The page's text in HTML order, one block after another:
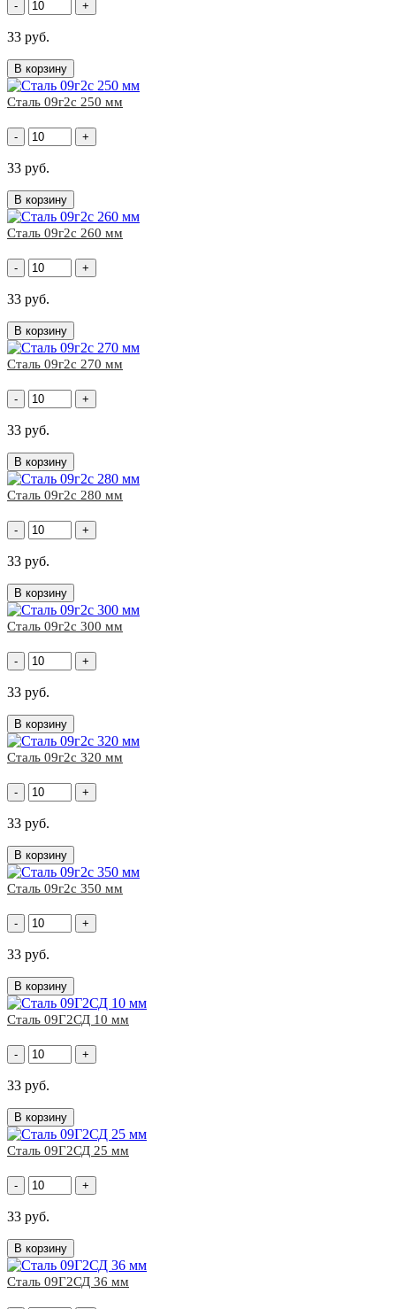
- +
33 руб.
В корзину
Сталь 09г2с 250 мм
- +
33 руб.
В корзину
Сталь 09г2с 260 мм
- +
33 руб.
В корзину
Сталь 09г2с 270 мм
- +
33 руб.
В корзину
Сталь 09г2с 280 мм
- +
33 руб.
В корзину
Сталь 09г2с 300 мм
- +
33 руб.
В корзину
Сталь 09г2с 320 мм
- +
33 руб.
В корзину
Сталь 09г2с 350 мм
- +
33 руб.
В корзину
Сталь 09Г2СД 10 мм
- +
33 руб.
В корзину
Сталь 09Г2СД 25 мм
- +
33 руб.
В корзину
Сталь 09Г2СД 36 мм